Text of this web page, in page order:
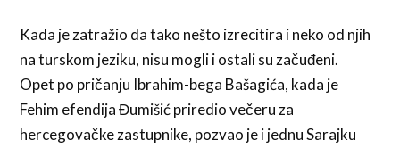
Kada je zatražio da tako nešto izrecitira i neko od njih
na turskom jeziku, nisu mogli i ostali su začuđeni.
Opet po pričanju Ibrahim-bega Bašagića, kada je
Fehim efendija Đumišić priredio večeru za
hercegovačke zastupnike, pozvao je i jednu Sarajku